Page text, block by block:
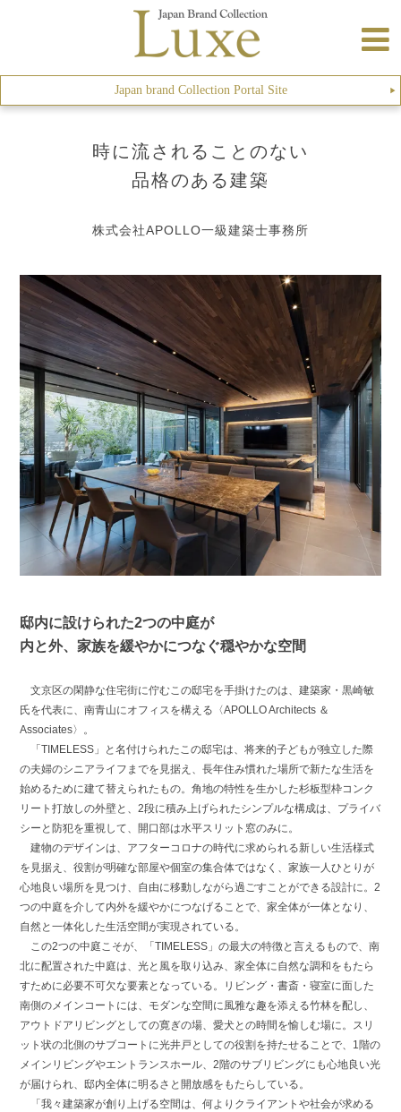
Japan brand Collection Portal Site ▶︎
時に流されることのない
品格のある建築
株式会社APOLLO一級建築士事務所
邸内に設けられた2つの中庭が
内と外、家族を緩やかにつなぐ穏やかな空間
文京区の閑静な住宅街に佇むこの邸宅を手掛けたのは、建築家・黒崎敏
氏を代表に、南青山にオフィスを構える〈APOLLO Architects ＆
Associates〉。
「TIMELESS」と名付けられたこの邸宅は、将来的子どもが独立した際
の夫婦のシニアライフまでを見据え、長年住み慣れた場所で新たな生活を
始めるために建て替えられたもの。角地の特性を生かした杉板型枠コンク
リート打放しの外壁と、2段に積み上げられたシンプルな構成は、プライバ
シーと防犯を重視して、開口部は水平スリット窓のみに。
建物のデザインは、アフターコロナの時代に求められる新しい生活様式
を見据え、役割が明確な部屋や個室の集合体ではなく、家族一人ひとりが
心地良い場所を見つけ、自由に移動しながら過ごすことができる設計に。2
つの中庭を介して内外を緩やかにつなげることで、家全体が一体となり、
自然と一体化した生活空間が実現されている。
この2つの中庭こそが、「TIMELESS」の最大の特徴と言えるもので、南
北に配置された中庭は、光と風を取り込み、家全体に自然な調和をもたら
すために必要不可欠な要素となっている。リビング・書斎・寝室に面した
南側のメインコートには、モダンな空間に風雅な趣を添える竹林を配し、
アウトドアリビングとしての寛ぎの場、愛犬との時間を愉しむ場に。スリ
ット状の北側のサブコートに光井戸としての役割を持たせることで、1階の
メインリビングやエントランスホール、2階のサブリビングにも心地良い光
が届けられ、邸内全体に明るさと開放感をもたらしている。
「我々建築家が創り上げる空間は、何よりクライアントや社会が求める